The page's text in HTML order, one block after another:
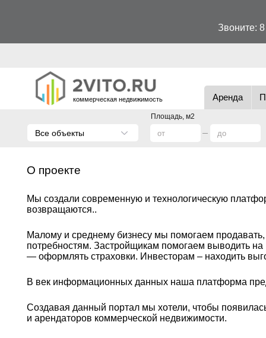
Звоните:
коммерческая недвижимость Аренда
Площадь, м2
Все объекты
О проекте
Мы создали современную и технологическую
возвращаются..
Малому и среднему бизнесу мы помогаем
потребностям. Застройщикам помогаем выводить
— оформлять страховки. Инвесторам – находить
В век информационных данных наша платформа
Создавая данный портал мы хотели, чтобы
и арендаторов коммерческой недвижимости.